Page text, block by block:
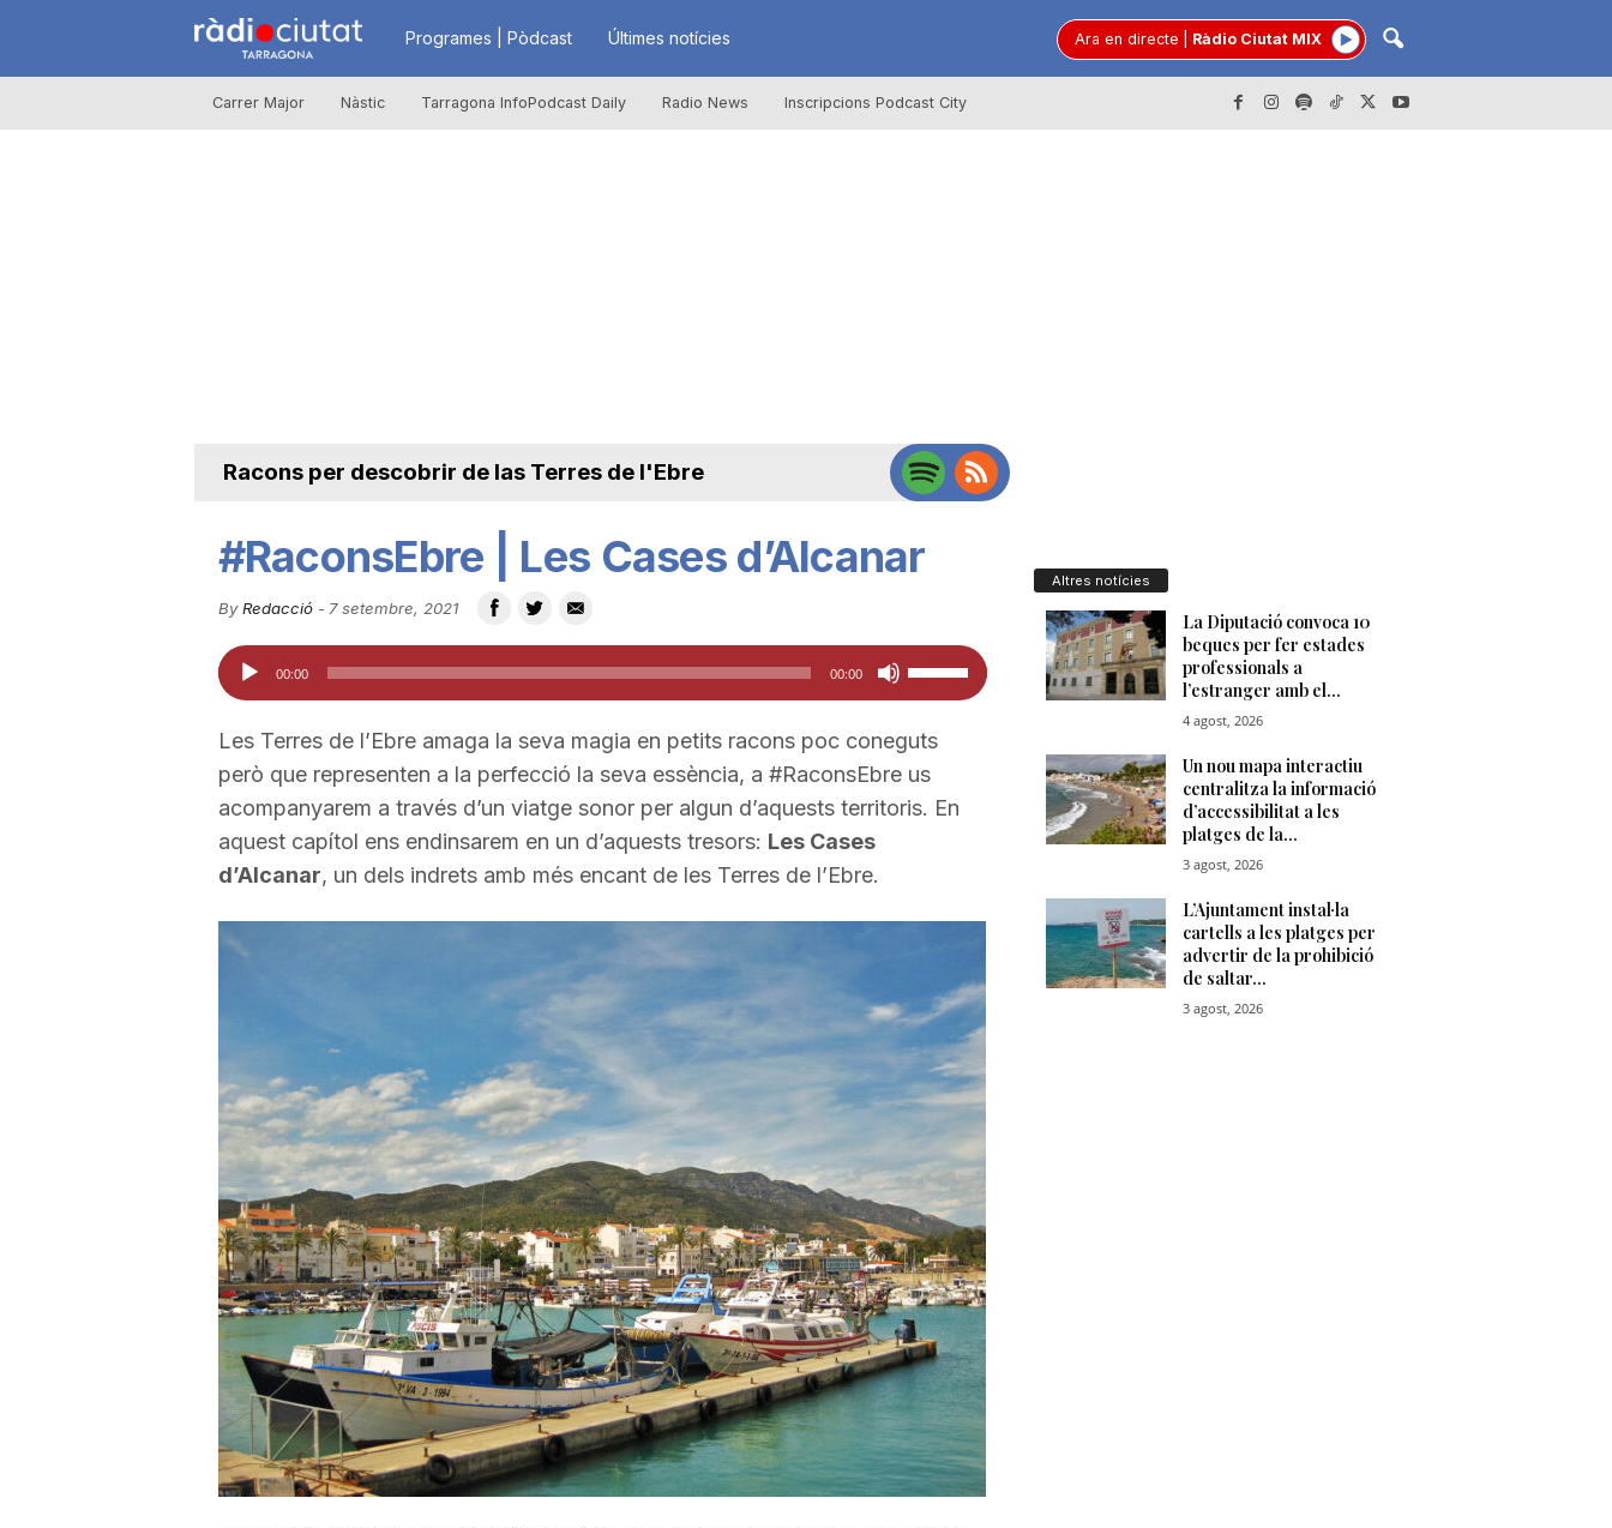
R
à
u
t
t
d
a
r
r
a
o
Programes | Pòdcast Últimes notícies Ara en directe Ràdio Ciutat MIX
Carrer Major Nàstic Tarragona InfoPodcast Daily Radio News Inscripcions Podcast City
Racons per descobrir de las Terres de l'Ebre
#RaconsEbre | Les Cases d’Alcanar
By Redacció- 7 setembre, 2021
Reproductor
d'àudio
00:00 00:00
Feu
servir
les
tecles
de
a
incrementar
o
disminuir
el
volum.
Les Terres de l’Ebre amaga la seva magia en petits racons poc coneguts
però que representen a la perfecció la seva essència, a #RaconsEbre us
acompanyarem a través d’un viatge sonor per algun d’aquests territoris. En
aquest capítol ens endinsarem en un d’aquests tresors: Les Cases
d’Alcanar, un dels indrets amb més encant de les Terres de l’Ebre.
Altres notícies